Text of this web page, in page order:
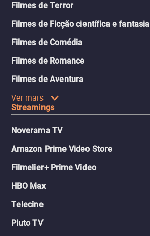
Filmes de Terror
Filmes de Ficção científica e fantasia
Filmes de Comédia
Filmes de Romance
Filmes de Aventura
Ver mais
Streamings
Noverama TV
Amazon Prime Video Store
Filmelier+ Prime Video
HBO Max
Telecine
Pluto TV